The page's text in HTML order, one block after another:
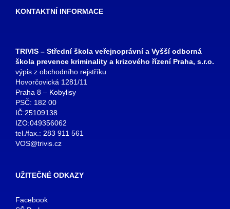
KONTAKTNÍ INFORMACE
TRIVIS – Střední škola veřejnoprávní a Vyšší odborná
škola prevence kriminality a krizového řízení Praha, s.r.o.
výpis z obchodního rejstříku
Hovorčovická 1281/11
Praha 8 – Kobylisy
PSČ: 182 00
IČ:25109138
IZO:049356062
tel./fax.: 283 911 561
VOS@trivis.cz
UŽITEČNÉ ODKAZY
Facebook